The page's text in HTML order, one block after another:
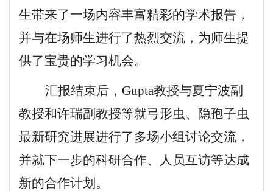
生带来了一场内容丰富精彩的学术报告，
并与在场师生进行了热烈交流，为师生提
供了宝贵的学习机会。
汇报结束后， Gupta教授与夏宁波副
教授和许瑞副教授等就弓形虫、隐孢子虫
最新研究进展进行了多场小组讨论交流，
并就下一步的科研合作、人员互访等达成
新的合作计划。